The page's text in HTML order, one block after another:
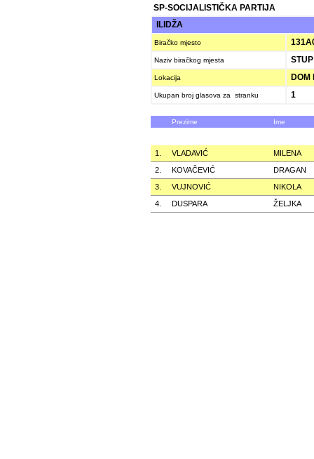
SP-SOCIJALISTIČKA PARTIJA
ILIDŽA
Biračko mjesto
Naziv biračkog mjesta
Lokacija DOM
Ukupan broj glasova za stranku 1
Prezime Ime
1. VLADAVIĆ
MILENA
2.
KOVAČEVIĆ
DRAGAN
3.
VUJNOVIĆ
NIKOLA
4.
DUSPARA ŽELJKA